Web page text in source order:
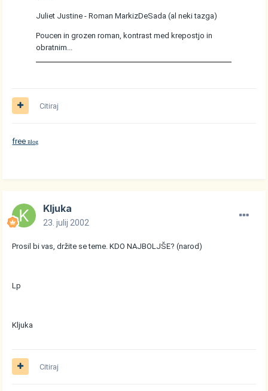
Juliet Justine - Roman MarkizDeSada (al neki tazga)
Poucen in grozen roman, kontrast med krepostjo in
obratnim...
Citiraj
freeBlog
Kljuka
23. julij 2002
Prosil bi vas, držite se teme. KDO NAJBOLJŠE? (narod)
Lp
Kljuka
Citiraj